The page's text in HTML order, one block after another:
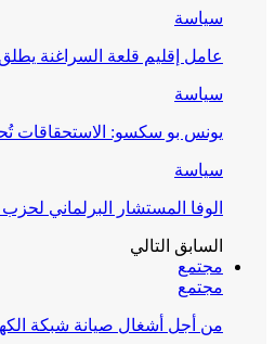
سياسة
عامل إقليم قلعة السراغنة يطلق مشاريع
سياسة
يونس بو سكسو: الاستحقاقات
سياسة
الوفا المستشار البرلماني
السابق التالي
مجتمع
مجتمع
من أجل أشغال صيانة شبكة